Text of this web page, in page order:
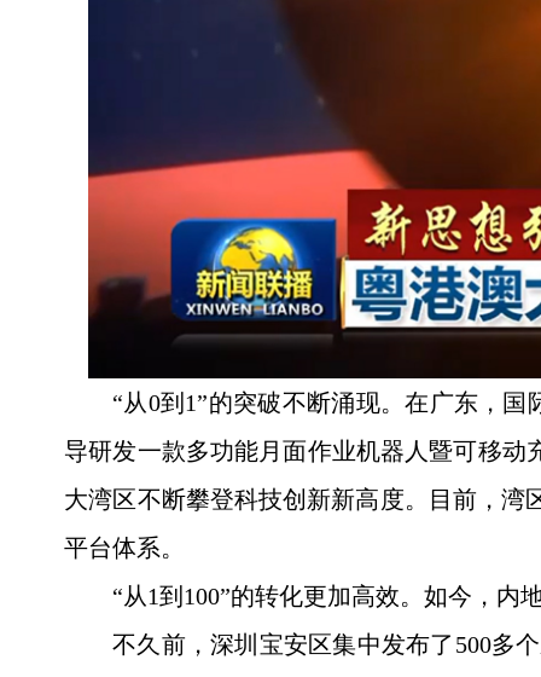
“从0到1”的突破不断涌现。在广东，
导研发一款多功能月面作业机器人暨可移
大湾区不断攀登科技创新新高度。目前，湾
平台体系。
“从1到100”的转化更加高效。如今，
不久前，深圳宝安区集中发布了500多